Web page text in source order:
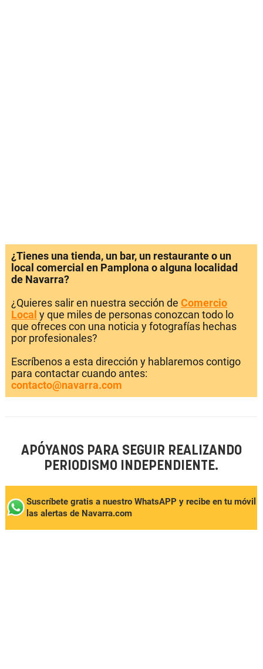
¿Tienes una tienda, un bar, un restaurante o un
local comercial en Pamplona o alguna localidad
de Navarra?
¿Quieres salir en nuestra sección de Comercio
Local y que miles de personas conozcan todo lo
que ofreces con una noticia y fotografías hechas
por profesionales?
Escríbenos a esta dirección y hablaremos contigo
para contactar cuando antes:
contacto@navarra.com
APÓYANOS PARA SEGUIR REALIZANDO
PERIODISMO INDEPENDIENTE.
Suscríbete gratis a nuestro WhatsAPP y recibe en tu móvil
las alertas de Navarra.com